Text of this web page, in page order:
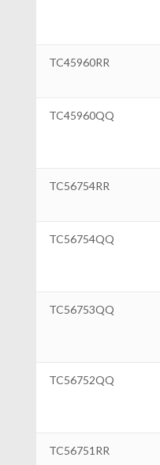
TC45960RR
TC45960QQ
TC56754RR
TC56754QQ
TC56753QQ
TC56752QQ
TC56751RR